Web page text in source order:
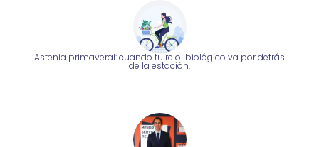
Astenia primaveral: cuando tu reloj biológico va por detrás
de la estación.